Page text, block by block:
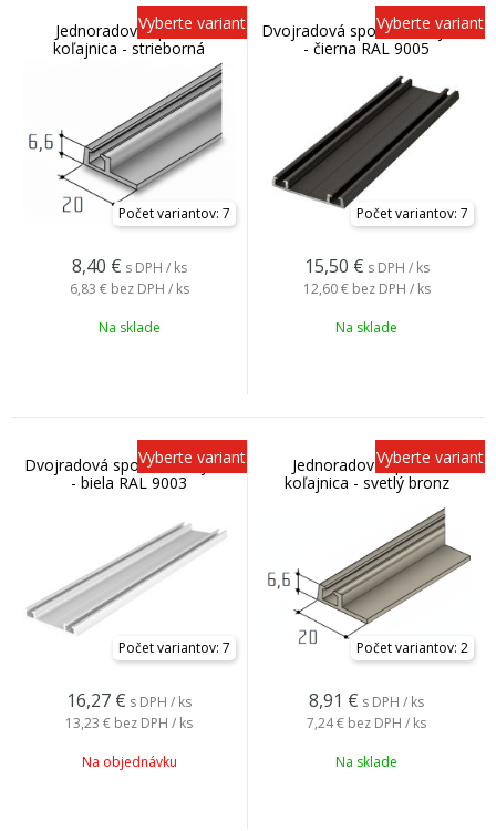
Jednoradová spodná
koľajnica - strieborná
Počet variantov: 7
8,40 € s DPH / ks
6,83 € bez DPH / ks
Vyberte variant
Na sklade
Dvojradová spodná koľajnica
- čierna RAL 9005
Počet variantov: 7
15,50 € s DPH / ks
12,60 € bez DPH / ks
Vyberte variant
Na sklade
Dvojradová spodná koľajnica
- biela RAL 9003
Počet variantov: 7
16,27 € s DPH / ks
13,23 € bez DPH / ks
Vyberte variant
Na objednávku
Jednoradová spodná
koľajnica - svetlý bronz
Počet variantov: 2
8,91 € s DPH / ks
7,24 € bez DPH / ks
Vyberte variant
Na sklade